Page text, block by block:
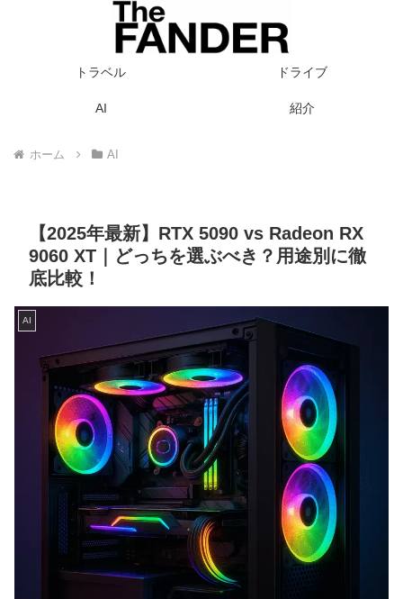
トラベル ドライブ
AI 紹介
ホーム AI
【2025年最新】RTX 5090 vs Radeon RX
9060 XT｜どっちを選ぶべき？用途別に徹
底比較！
AI